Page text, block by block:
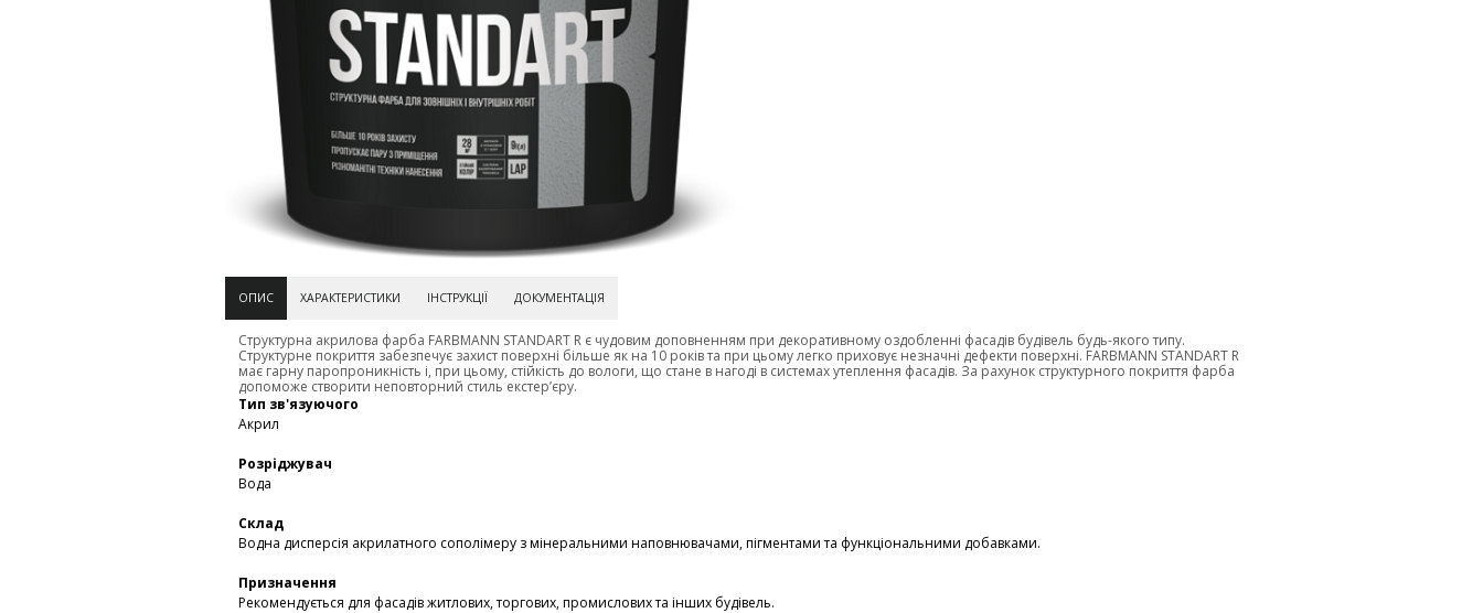
ОПИС ХАРАКТЕРИСТИКИ ІНСТРУКЦІЇ ДОКУМЕНТАЦІЯ
Структурна акрилова фарба FARBMANN STANDART R є чудовим доповненням при декоративному оздобленні фасадів будівель будь-якого типу.
Структурне покриття забезпечує захист поверхні більше як на 10 років та при цьому легко приховує незначні дефекти поверхні. FARBMANN STANDART R
має гарну паропроникність і, при цьому, стійкість до вологи, що стане в нагоді в системах утеплення фасадів. За рахунок структурного покриття фарба
допоможе створити неповторний стиль екстер’єру.
Тип зв'язуючого
Акрил
Розріджувач
Вода
Склад
Водна дисперсія акрилатного сополімеру з мінеральними наповнювачами, пігментами та функціональними добавками.
Призначення
Рекомендується для фасадів житлових, торгових, промислових та інших будівель.